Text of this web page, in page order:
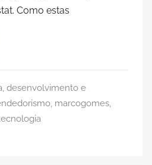
Como estas
, desenvolvimento e
, marcogomes,